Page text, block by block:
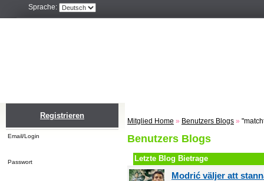
Sprache:
Registrieren
Email/Login
Passwort
Mitglied Home » Benutzers Blogs »
Benutzers Blogs
Letzte Blog Bietrage
Modrić väljer att